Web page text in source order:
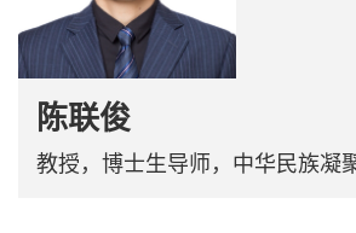
陈联俊
教授，博士生导师，中华民族凝